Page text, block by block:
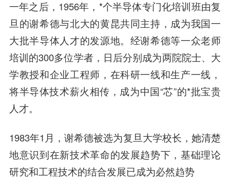
一年之后，1956年，*个半导体专门化培训班由复
旦的谢希德与北大的黄昆共同主持，成为我国一
大批半导体人才的发源地。经谢希德等一众老师
培训的300多位学者，日后分别成为两院院士、大
学教授和企业工程师，在科研一线和生产一线，
将半导体技术薪火相传，成为中国“芯”的*批宝贵
人才。
1983年1月，谢希德被选为复旦大学校长，她清楚
地意识到在新技术革命的发展趋势下，基础理论
研究和工程技术的结合发展已成为必然趋势